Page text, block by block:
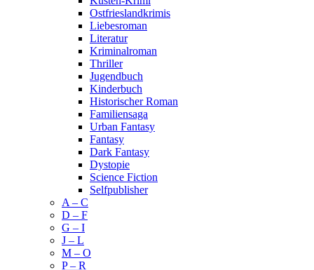
Ostfrieslandkrimis
Liebesroman
Literatur
Kriminalroman
Thriller
Jugendbuch
Kinderbuch
Historischer Roman
Familiensaga
Urban Fantasy
Fantasy
Dark Fantasy
Dystopie
Science Fiction
Selfpublisher
A – C
D – F
G – I
J – L
M – O
P – R